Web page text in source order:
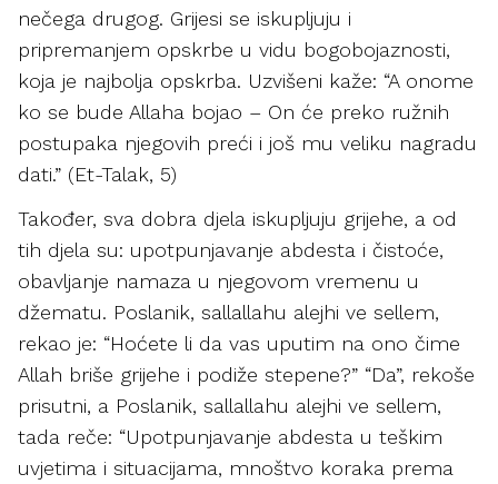
nečega drugog. Grijesi se iskupljuju i
pripremanjem opskrbe u vidu bogobojaznosti,
koja je najbolja opskrba. Uzvišeni kaže: “A onome
ko se bude Allaha bojao – On će preko ružnih
postupaka njegovih preći i još mu veliku nagradu
dati.” (Et-Talak, 5)
Također, sva dobra djela iskupljuju grijehe, a od
tih djela su: upotpunjavanje abdesta i čistoće,
obavljanje namaza u njegovom vremenu u
džematu. Poslanik, sallallahu alejhi ve sellem,
rekao je: “Hoćete li da vas uputim na ono čime
Allah briše grijehe i podiže stepene?” “Da”, rekoše
prisutni, a Poslanik, sallallahu alejhi ve sellem,
tada reče: “Upotpunjavanje abdesta u teškim
uvjetima i situacijama, mnoštvo koraka prema